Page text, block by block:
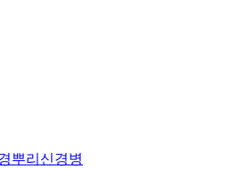
뿌리신경병